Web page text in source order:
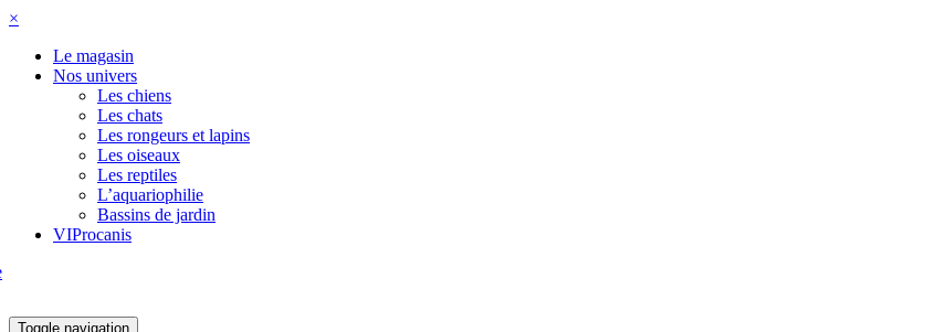
×
Le magasin
Nos univers
Les chiens
Les chats
Les rongeurs et lapins
Les oiseaux
Les reptiles
L’aquariophilie
Bassins de jardin
VIProcanis
Toggle navigation